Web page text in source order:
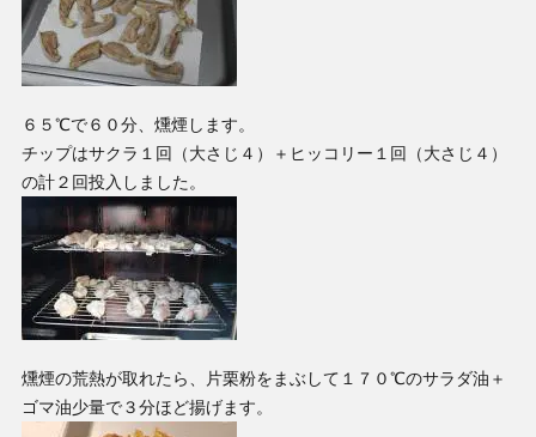
６５℃で６０分、燻煙します。
チップはサクラ１回（大さじ４）＋ヒッコリー１回（大さじ４）
の計２回投入しました。
燻煙の荒熱が取れたら、片栗粉をまぶして１７０℃のサラダ油＋
ゴマ油少量で３分ほど揚げます。